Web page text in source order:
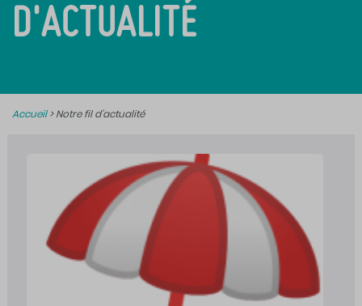
D'ACTUALITÉ
Accueil>Notre fil d’actualité